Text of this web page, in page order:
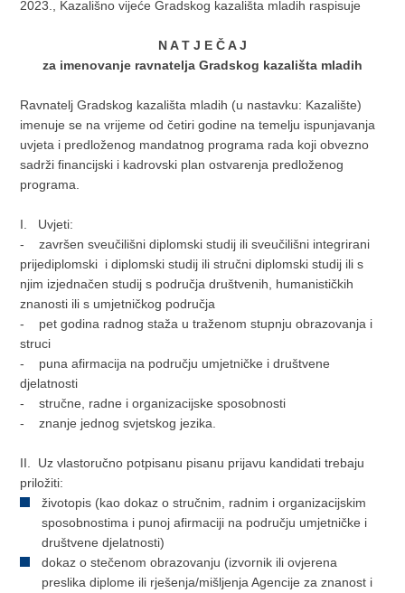
2023., Kazališno vijeće Gradskog kazališta mladih raspisuje
N A T J E Č A J
za imenovanje ravnatelja Gradskog kazališta mladih
Ravnatelj Gradskog kazališta mladih (u nastavku: Kazalište)
imenuje se na vrijeme od četiri godine na temelju ispunjavanja
uvjeta i predloženog mandatnog programa rada koji obvezno
sadrži financijski i kadrovski plan ostvarenja predloženog
programa.
I. Uvjeti:
- završen sveučilišni diplomski studij ili sveučilišni integrirani
prijediplomski i diplomski studij ili stručni diplomski studij ili s
njim izjednačen studij s područja društvenih, humanističkih
znanosti ili s umjetničkog područja
- pet godina radnog staža u traženom stupnju obrazovanja i
struci
- puna afirmacija na području umjetničke i društvene
djelatnosti
- stručne, radne i organizacijske sposobnosti
- znanje jednog svjetskog jezika.
II. Uz vlastoručno potpisanu pisanu prijavu kandidati trebaju
priložiti:
životopis (kao dokaz o stručnim, radnim i organizacijskim
sposobnostima i punoj afirmaciji na području umjetničke i
društvene djelatnosti)
dokaz o stečenom obrazovanju (izvornik ili ovjerena
preslika diplome ili rješenja/mišljenja Agencije za znanost i